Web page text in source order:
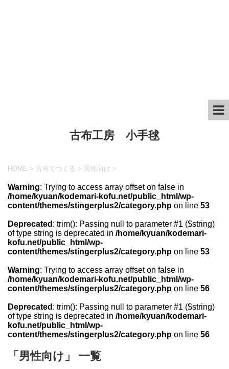
古布工房 小手毬
HOME > 古布でつくる > 男性向け >
Warning: Trying to access array offset on false in
/home/kyuan/kodemari-kofu.net/public_html/wp-
content/themes/stingerplus2/category.php on line 53
Deprecated : trim(): Passing null to parameter #1 ($string)
of type string is deprecated in /home/kyuan/kodemari-
kofu.net/public_html/wp-
content/themes/stingerplus2/category.php on line 53
Warning: Trying to access array offset on false in
/home/kyuan/kodemari-kofu.net/public_html/wp-
content/themes/stingerplus2/category.php on line 56
Deprecated : trim(): Passing null to parameter #1 ($string)
of type string is deprecated in /home/kyuan/kodemari-
kofu.net/public_html/wp-
content/themes/stingerplus2/category.php on line 56
「男性向け」 一覧